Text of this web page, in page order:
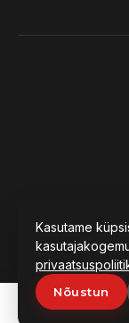
PAKKUMINE:
Kasutame
Nõustun